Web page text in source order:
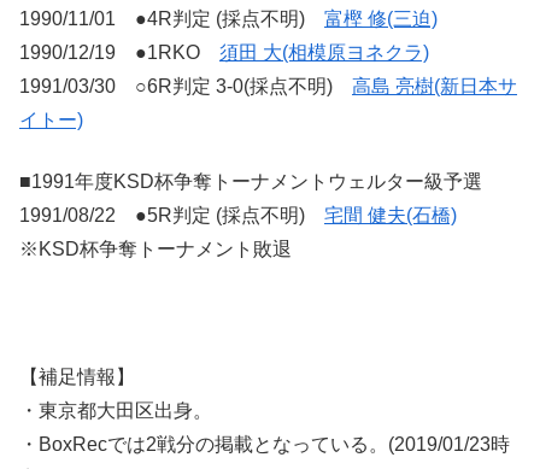
1990/11/01 ●4R判定 (採点不明) 富樫 修(三迫)
1990/12/19 ●1RKO 須田 大(相模原ヨネクラ)
1991/03/30 ○6R判定 3-0(採点不明) 高島 亮樹(新日本サ
イトー)
■1991年度KSD杯争奪トーナメントウェルター級予選
1991/08/22 ●5R判定 (採点不明) 宅間 健夫(石橋)
※KSD杯争奪トーナメント敗退
【補足情報】
・東京都大田区出身。
・BoxRecでは2戦分の掲載となっている。(2019/01/23時